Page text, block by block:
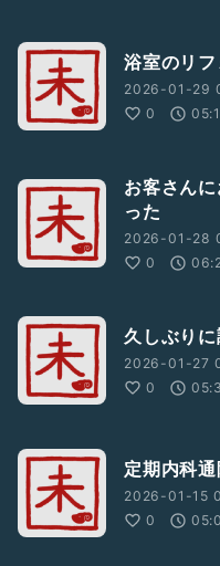
浴室のリ
2026-01-29
0
お客さん
った
2026-01-28
0
久しぶり
2026-01-27
0
定期内科
2026-01-15
0